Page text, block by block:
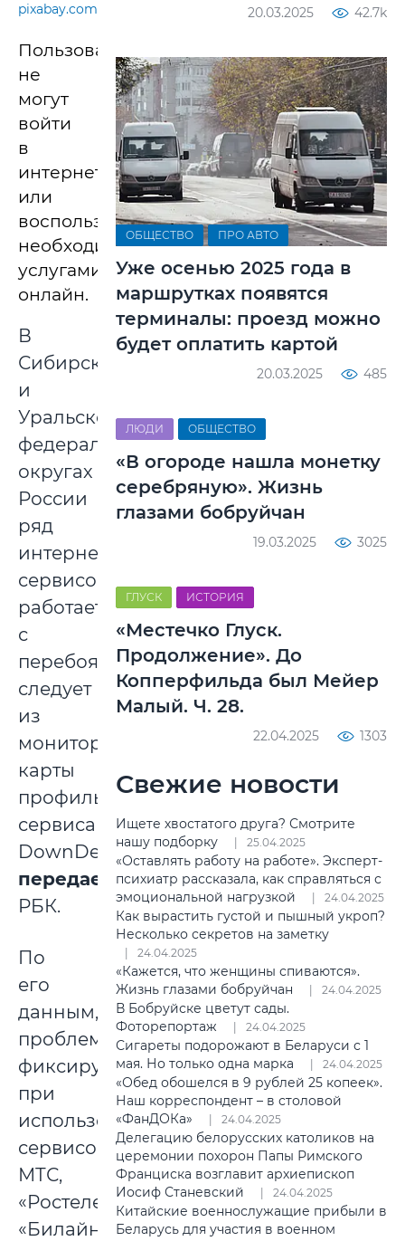
pixabay.com
Пользователи
не
могут
войти
в
интернет
или
воспользоваться
необходимыми
услугами
онлайн.
В
Сибирском
и
Уральском
федеральных
округах
России
ряд
интернет-
сервисов
работает
с
перебоями,
следует
из
мониторинговой
карты
профильного
сервиса
DownDetector,
передает
РБК.
По
его
данным,
проблемы
фиксируются
при
использовании
сервисов
МТС,
«Ростелекома»,
«Билайн»,
20.03.2025 42.7k
ОБЩЕСТВО ПРО АВТО
Уже осенью 2025 года в
маршрутках появятся
терминалы: проезд можно
будет оплатить картой
20.03.2025 485
ЛЮДИ ОБЩЕСТВО
«В огороде нашла монетку
серебряную». Жизнь
глазами бобруйчан
19.03.2025 3025
ГЛУСК ИСТОРИЯ
«Местечко Глуск.
Продолжение». До
Копперфильда был Мейер
Малый. Ч. 28.
22.04.2025 1303
Свежие новости
Ищете хвостатого друга? Смотрите
нашу подборку
25.04.2025
«Оставлять работу на работе». Эксперт-
психиатр рассказала, как справляться с
эмоциональной нагрузкой
24.04.2025
Как вырастить густой и пышный укроп?
Несколько секретов на заметку
24.04.2025
«Кажется, что женщины спиваются».
Жизнь глазами бобруйчан
24.04.2025
В Бобруйске цветут сады.
Фоторепортаж
24.04.2025
Сигареты подорожают в Беларуси с 1
мая. Но только одна марка
24.04.2025
«Обед обошелся в 9 рублей 25 копеек».
Наш корреспондент – в столовой
«ФанДОКа»
24.04.2025
Делегацию белорусских католиков на
церемонии похорон Папы Римского
Франциска возглавит архиепископ
Иосиф Станевский
24.04.2025
Китайские военнослужащие прибыли в
Беларусь для участия в военном